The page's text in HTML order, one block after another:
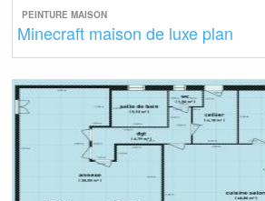
PEINTURE MAISON
Minecraft maison de luxe plan